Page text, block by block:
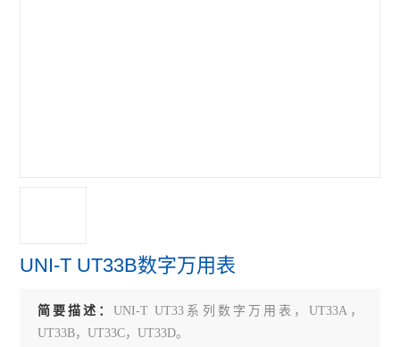
UNI-T UT33B数字万用表
简要描述：UNI-T UT33系列数字万用表，UT33A，
UT33B，UT33C，UT33D。